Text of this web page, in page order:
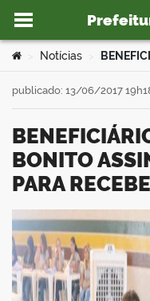
Ir para o conteúdo
portal
Você está aqui:
Notícias
BENEFICIÁRIOS DO ALTO
BONITO
PARA
publicado: 13/06/2017